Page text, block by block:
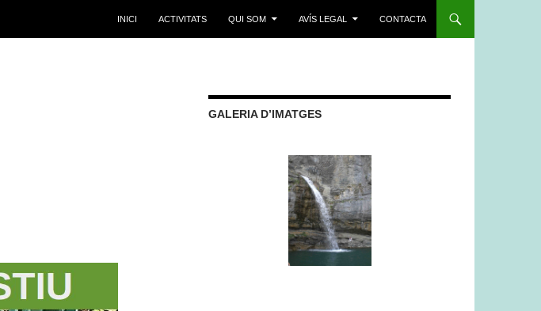
INICI ACTIVITATS QUI SOM AVÍS LEGAL CONTACTA
GALERIA D’IMATGES